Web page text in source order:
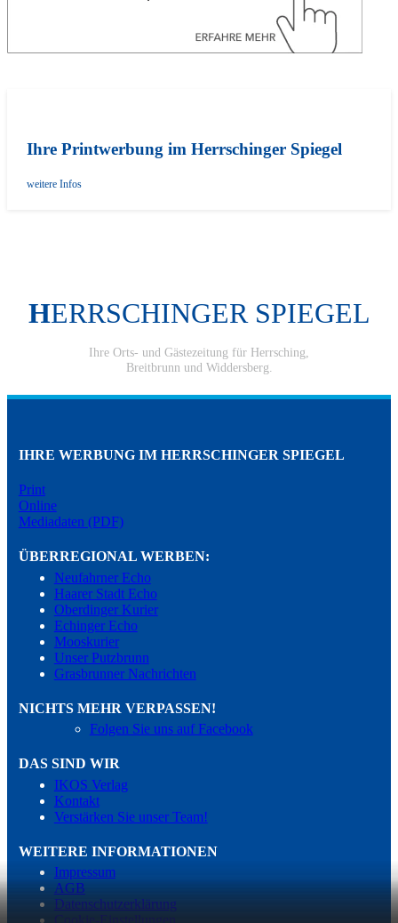
Ihre Printwerbung im Herrschinger Spiegel
weitere Infos
HERRSCHINGER SPIEGEL
Ihre Orts- und Gästezeitung für Herrsching,
Breitbrunn und Widdersberg.
IHRE WERBUNG IM HERRSCHINGER SPIEGEL
Print
Online
Mediadaten (PDF)
ÜBERREGIONAL WERBEN:
Neufahrner Echo
Haarer Stadt Echo
Oberdinger Kurier
Echinger Echo
Mooskurier
Unser Putzbrunn
Grasbrunner Nachrichten
NICHTS MEHR VERPASSEN!
Folgen Sie uns auf Facebook
DAS SIND WIR
IKOS Verlag
Kontakt
Verstärken Sie unser Team!
WEITERE INFORMATIONEN
Impressum
AGB
Datenschutzerklärung